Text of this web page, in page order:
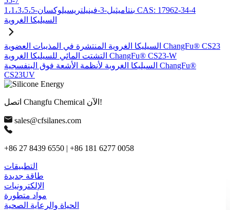
1،1،3،5،5-بنتاميثيل-3-فينيلتريسيلوكسان CAS: 17962-34-4
السيليكا الغروية
السيليكا الغروية المنتشرة في المذيبات العضوية ChangFu® CS23
التشتت المائي للسيليكا الغروية ChangFu® CS23-W
السيليكا الغروية لأنظمة الأشعة فوق البنفسجية ChangFu®
CS23UV
اتصل Changfu Chemical الآن!
sales@cfsilanes.com
+86 27 8439 6550 | +86 181 6277 0058
التطبيقات
طاقة جديدة
الإلكترونيات
مواد متطورة
الحياة والرعاية الصحية